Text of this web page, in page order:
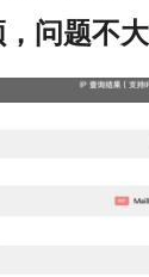
问题不大